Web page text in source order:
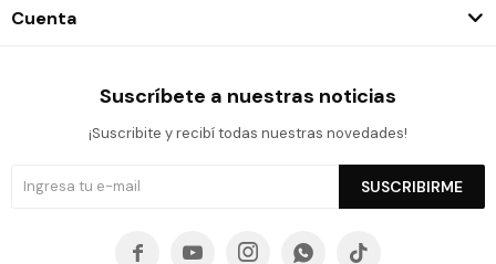
Cuenta
Suscríbete a nuestras noticias
¡Suscribite y recibí todas nuestras novedades!
SUSCRIBIRME
    